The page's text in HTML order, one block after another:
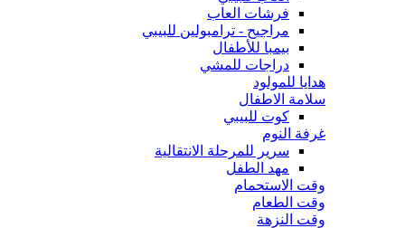
فرشات العاب
مراجيح - ترامبولين للبيبي
بيمبا للأطفال
دراجات للمشي
هدايا للمولود
سلامة الاطفال
كوت للبيبي
غرفة النوم
سرير للمرحلة الانتقالية
مهد الطفل
وقت الاستحمام
وقت الطعام
وقت النزهة